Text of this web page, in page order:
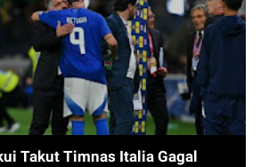
Takut Timnas Italia Gagal